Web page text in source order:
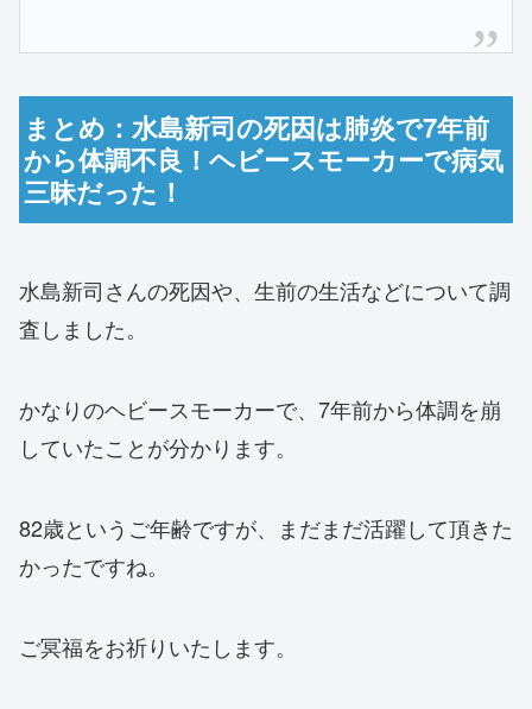
まとめ：水島新司の死因は肺炎で7年前
から体調不良！ヘビースモーカーで病気
三昧だった！
水島新司さんの死因や、生前の生活などについて調
査しました。
かなりのヘビースモーカーで、7年前から体調を崩
していたことが分かります。
82歳というご年齢ですが、まだまだ活躍して頂きた
かったですね。
ご冥福をお祈りいたします。